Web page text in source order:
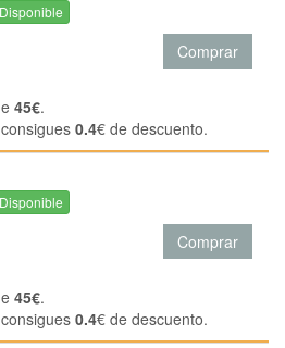
Disponible
Comprar
45€.
0.4€ de descuento.
Disponible
Comprar
45€.
0.4€ de descuento.